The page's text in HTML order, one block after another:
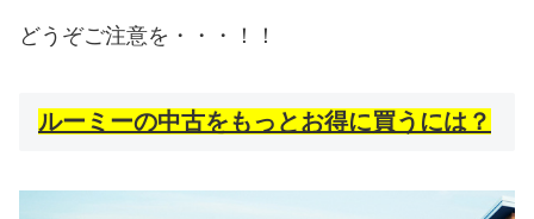
どうぞご注意を・・・！！
ルーミーの中古をもっとお得に買うには？